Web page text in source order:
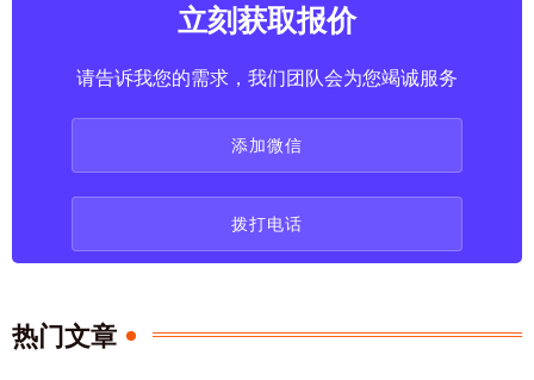
立刻获取报价
请告诉我您的需求，我们团队会为您竭诚服务
添加微信
拨打电话
热门文章